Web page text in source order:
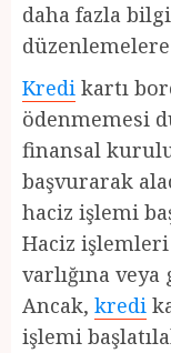
daha fazla
Kredi kartı
ödenmemesi
finansal
başvurarak
haciz işlemi
Haciz
varlığına
Ancak, kredi
işlemi